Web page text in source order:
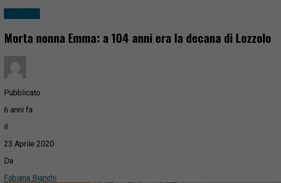
Morta nonna Emma: a 104 anni era la decana di Lozzolo
Pubblicato
6 anni fa
il
23 Aprile 2020
Da
Fabiana Bianchi